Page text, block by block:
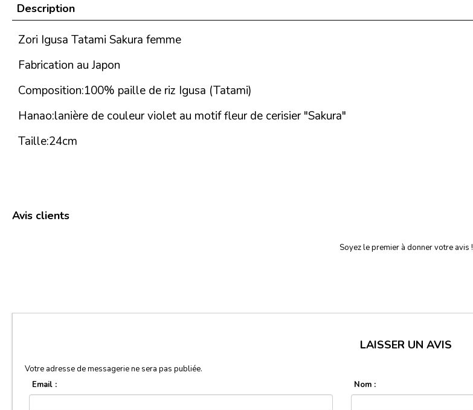
Description
Zori Igusa Tatami Sakura femme
Fabrication au Japon
Composition:100% paille de riz Igusa (Tatami)
Hanao:lanière de couleur violet au motif fleur de cerisier "Sakura"
Taille:24cm
Avis clients
Soyez le premier à donner votre avis !
LAISSER UN AVIS
Votre adresse de messagerie ne sera pas publiée.
Email :
Nom :